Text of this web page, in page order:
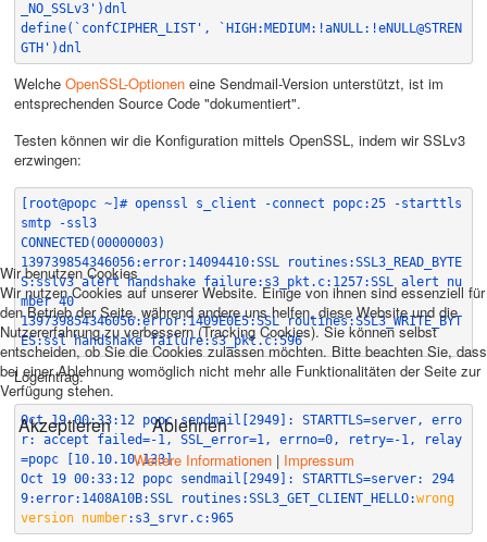
_NO_SSLv3')dnl
define(`confCIPHER_LIST', `HIGH:MEDIUM:!aNULL:!eNULL@STREN
GTH')dnl
Welche OpenSSL-Optionen eine Sendmail-Version unterstützt, ist im
entsprechenden Source Code "dokumentiert".
Testen können wir die Konfiguration mittels OpenSSL, indem wir SSLv3
erzwingen:
[root@popc ~]# openssl s_client -connect popc:25 -starttls
smtp -ssl3
CONNECTED(00000003)
139739854346056:error:14094410:SSL routines:SSL3_READ_BYTE
S:sslv3 alert handshake failure:s3_pkt.c:1257:SSL alert nu
mber 40
139739854346056:error:1409E0E5:SSL routines:SSL3_WRITE_BYT
ES:ssl handshake failure:s3_pkt.c:596
Logeintrag:
Oct 19 00:33:12 popc sendmail[2949]: STARTTLS=server, erro
r: accept failed=-1, SSL_error=1, errno=0, retry=-1, relay
=popc [10.10.10.133]
Oct 19 00:33:12 popc sendmail[2949]: STARTTLS=server: 294
9:error:1408A10B:SSL routines:SSL3_GET_CLIENT_HELLO:wrong
version number:s3_srvr.c:965
Wir benutzen Cookies
Wir nutzen Cookies auf unserer Website. Einige von ihnen sind essenziell für
den Betrieb der Seite, während andere uns helfen, diese Website und die
Nutzererfahrung zu verbessern (Tracking Cookies). Sie können selbst
entscheiden, ob Sie die Cookies zulassen möchten. Bitte beachten Sie, dass
bei einer Ablehnung womöglich nicht mehr alle Funktionalitäten der Seite zur
Verfügung stehen.
Akzeptieren Ablehnen
Weitere Informationen| Impressum